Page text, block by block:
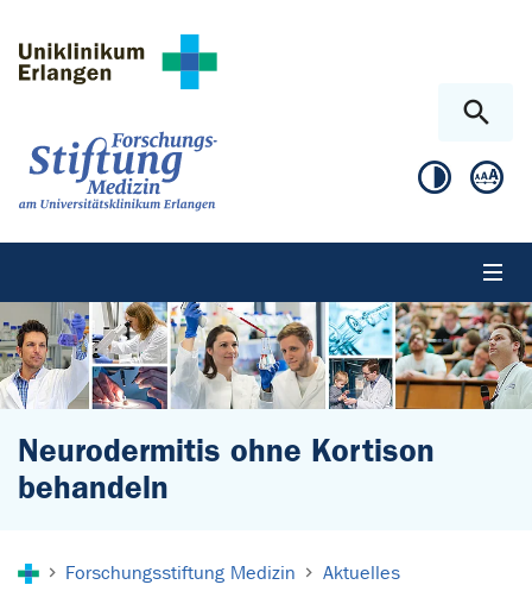
Neurodermitis ohne Kortison
behandeln
Forschungsstiftung Medizin
Aktuelles